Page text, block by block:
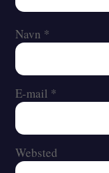
Navn *
E-mail *
Websted